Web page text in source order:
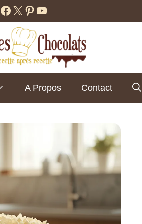
Facebook
X Pinterest
YouTube
A Propos Contact